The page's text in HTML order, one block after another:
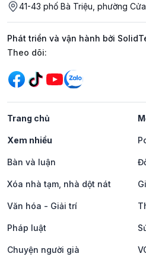
41-43 phố Bà Triệu, phường
Phát triển và vận hành bởi
Mạng xã hội
Theo dõi:
Trang chủ
Xem nhiều
Bàn và luận
Xóa nhà tạm, nhà dột nát
Văn hóa - Giải trí
Pháp luật
Chuyện người già